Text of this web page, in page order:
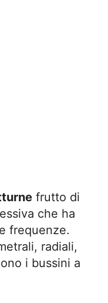
frutto di
che ha
frequenze.
radiali,
i bussini a